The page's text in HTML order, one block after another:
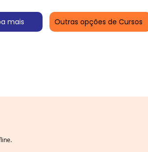
mais Outras opções de Cursos